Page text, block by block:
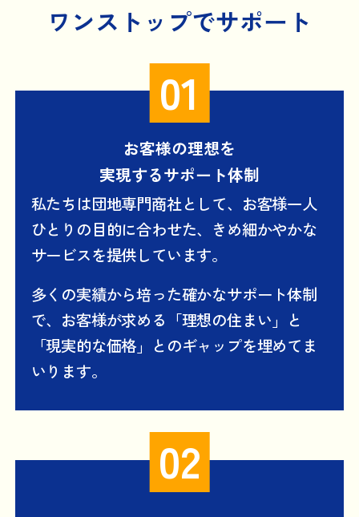
ワンストップでサポート
お客様の理想を
実現するサポート体制
私たちは団地専門商社として、お客様一人
ひとりの目的に合わせた、きめ細かやかな
サービスを提供しています。
多くの実績から培った確かなサポート体制
で、お客様が求める「理想の住まい」と
「現実的な価格」とのギャップを埋めてま
いります。